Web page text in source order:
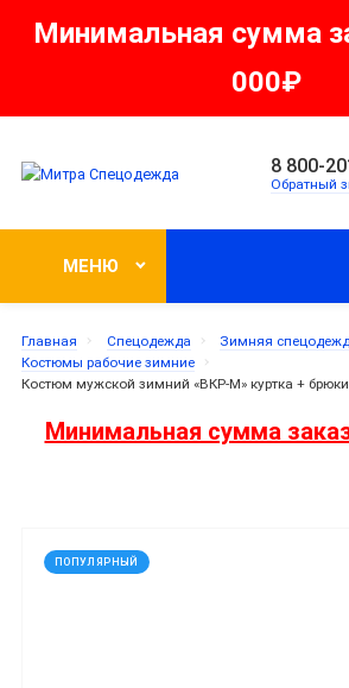
Минимальная сумма
000₽
8 800-
Обратный
МЕНЮ
Главная Спецодежда
Зимняя
Костюмы рабочие зимние
Костюм мужской зимний «ВКР-М» куртка + брюки
Минимальная сумма
ПОПУЛЯРНЫЙ